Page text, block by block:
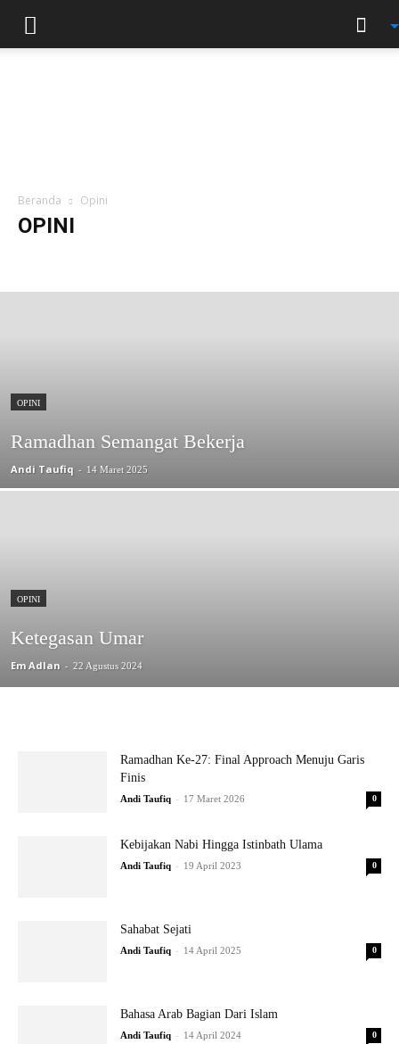
Beranda Opini
OPINI
OPINI
Ramadhan Semangat Bekerja
Andi Taufiq - 14 Maret 2025
OPINI
Ketegasan Umar
Em Adlan - 22 Agustus 2024
Ramadhan Ke-27: Final Approach Menuju Garis
Finis
Andi Taufiq - 17 Maret 2026 0
Kebijakan Nabi Hingga Istinbath Ulama
Andi Taufiq - 19 April 2023 0
Sahabat Sejati
Andi Taufiq - 14 April 2025 0
Bahasa Arab Bagian Dari Islam
Andi Taufiq - 14 April 2024 0